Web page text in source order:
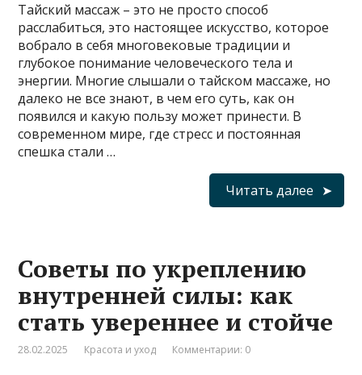
Тайский массаж – это не просто способ
расслабиться, это настоящее искусство, которое
вобрало в себя многовековые традиции и
глубокое понимание человеческого тела и
энергии. Многие слышали о тайском массаже, но
далеко не все знают, в чем его суть, как он
появился и какую пользу может принести. В
современном мире, где стресс и постоянная
спешка стали …
Читать далее
Советы по укреплению
внутренней силы: как
стать увереннее и стойче
28.02.2025 Красота и уход Комментарии: 0